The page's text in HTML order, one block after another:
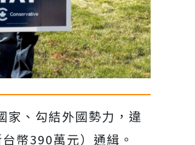
家、勾結外國勢力，違
幣390萬元）通緝。